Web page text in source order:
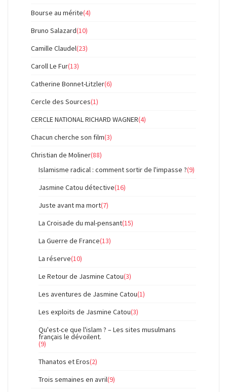
Bourse au mérite(4)
Bruno Salazard(10)
Camille Claudel(23)
Caroll Le Fur(13)
Catherine Bonnet-Litzler(6)
Cercle des Sources(1)
CERCLE NATIONAL RICHARD WAGNER(4)
Chacun cherche son film(3)
Christian de Moliner(88)
Islamisme radical : comment sortir de l'impasse ?(9)
Jasmine Catou détective(16)
Juste avant ma mort(7)
La Croisade du mal-pensant(15)
La Guerre de France(13)
La réserve(10)
Le Retour de Jasmine Catou(3)
Les aventures de Jasmine Catou(1)
Les exploits de Jasmine Catou(3)
Qu'est-ce que l'islam ? – Les sites musulmans
français le dévoilent.
(9)
Thanatos et Eros(2)
Trois semaines en avril(9)